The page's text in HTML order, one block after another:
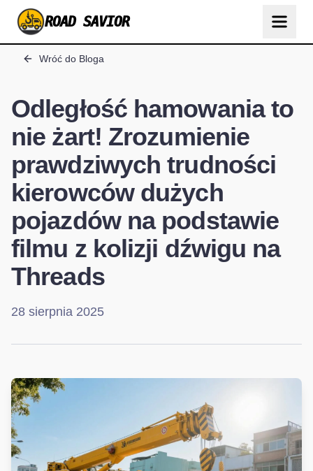
ROAD SAVIOR
Wróć do Bloga
Odległość hamowania to
nie żart! Zrozumienie
prawdziwych trudności
kierowców dużych
pojazdów na podstawie
filmu z kolizji dźwigu na
Threads
28 sierpnia 2025